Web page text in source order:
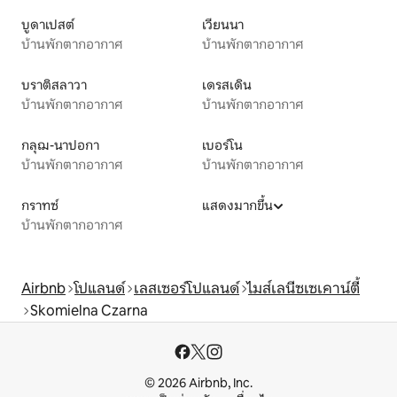
บูดาเปสต์
บ้านพักตากอากาศ
เวียนนา
บ้านพักตากอากาศ
บราติสลาวา
บ้านพักตากอากาศ
เดรสเดิน
บ้านพักตากอากาศ
กลุฌ-นาปอกา
บ้านพักตากอากาศ
เบอร์โน
บ้านพักตากอากาศ
กราทซ์
บ้านพักตากอากาศ
แสดงมากขึ้น
Airbnb โปแลนด์ เลสเซอร์โปแลนด์ ไมส์เลนีซเซเคาน์ตี้
Skomielna Czarna
© 2026 Airbnb, Inc.